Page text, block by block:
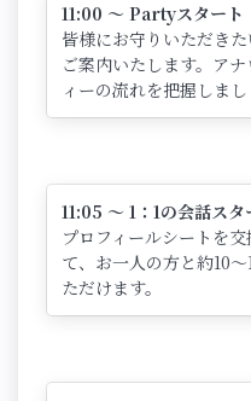
11:00 ～ Partyスタート
皆様にお守りいただき
ご案内いたします。ア
ィーの流れを把握しまし
11:05 ～ 1：1の会話スタ
プロフィールシートを
て、お一人の方と約10
ただけます。